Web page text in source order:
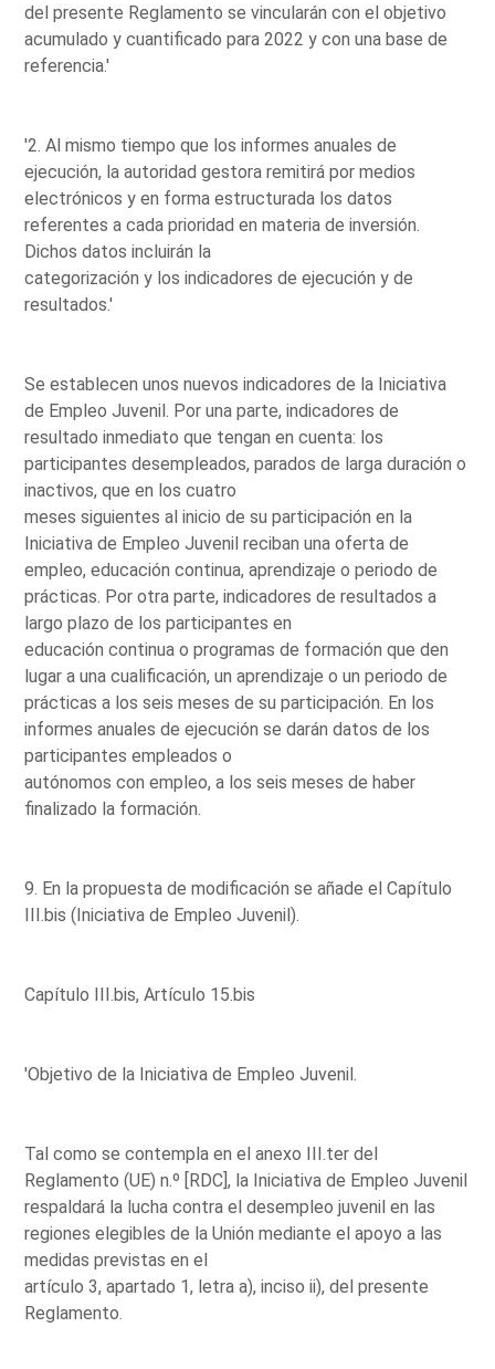
del presente Reglamento se vincularán con el objetivo
acumulado y cuantificado para 2022 y con una base de
referencia.'
'2. Al mismo tiempo que los informes anuales de
ejecución, la autoridad gestora remitirá por medios
electrónicos y en forma estructurada los datos
referentes a cada prioridad en materia de inversión.
Dichos datos incluirán la
categorización y los indicadores de ejecución y de
resultados.'
Se establecen unos nuevos indicadores de la Iniciativa
de Empleo Juvenil. Por una parte, indicadores de
resultado inmediato que tengan en cuenta: los
participantes desempleados, parados de larga duración o
inactivos, que en los cuatro
meses siguientes al inicio de su participación en la
Iniciativa de Empleo Juvenil reciban una oferta de
empleo, educación continua, aprendizaje o periodo de
prácticas. Por otra parte, indicadores de resultados a
largo plazo de los participantes en
educación continua o programas de formación que den
lugar a una cualificación, un aprendizaje o un periodo de
prácticas a los seis meses de su participación. En los
informes anuales de ejecución se darán datos de los
participantes empleados o
autónomos con empleo, a los seis meses de haber
finalizado la formación.
9. En la propuesta de modificación se añade el Capítulo
III.bis (Iniciativa de Empleo Juvenil).
Capítulo III.bis, Artículo 15.bis
'Objetivo de la Iniciativa de Empleo Juvenil.
Tal como se contempla en el anexo III.ter del
Reglamento (UE) n.º [RDC], la Iniciativa de Empleo Juvenil
respaldará la lucha contra el desempleo juvenil en las
regiones elegibles de la Unión mediante el apoyo a las
medidas previstas en el
artículo 3, apartado 1, letra a), inciso ii), del presente
Reglamento.